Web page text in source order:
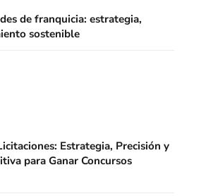
de franquicia: estrategia,
sostenible
Estrategia, Precisión y
para Ganar Concursos